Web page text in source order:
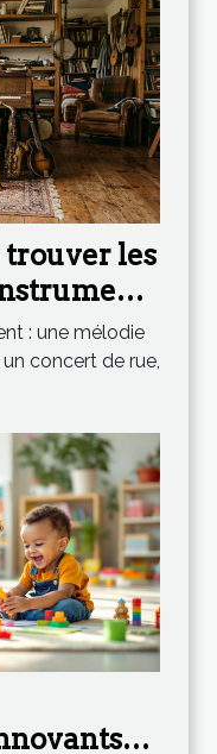
trouver les
: une mélodie
concert de rue,